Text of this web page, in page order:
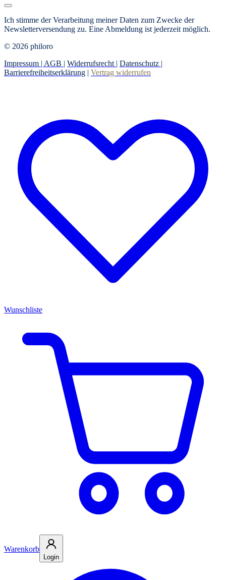
Ich stimme der Verarbeitung meiner Daten zum Zwecke der
Newsletterversendung zu. Eine Abmeldung ist jederzeit möglich.
© 2026 philoro
Impressum | AGB | Widerrufsrecht | Datenschutz |
Barrierefreiheitserklärung | Vertrag widerrufen
Wunschliste
Warenkorb
Login